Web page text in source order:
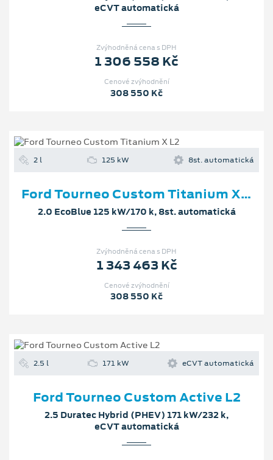
eCVT automatická
Zvýhodněná cena s DPH
1 306 558 Kč
Cenové zvýhodnění
308 550 Kč
2 l 125 kW 8st. automatická
Ford Tourneo Custom Titanium X L2
2.0 EcoBlue 125 kW/170 k, 8st. automatická
Zvýhodněná cena s DPH
1 343 463 Kč
Cenové zvýhodnění
308 550 Kč
2.5 l 171 kW eCVT automatická
Ford Tourneo Custom Active L2
2.5 Duratec Hybrid (PHEV) 171 kW/232 k,
eCVT automatická